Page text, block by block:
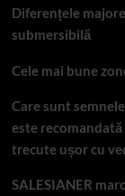
Diferențele
submersibilă
Cele mai bune
Care sunt
este
trecute ușor cu
SALESIANER